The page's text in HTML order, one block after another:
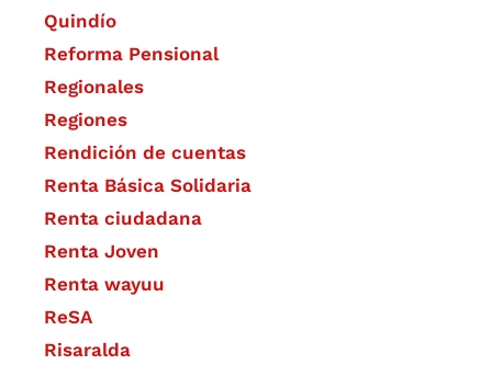
Quindío
Reforma Pensional
Regionales
Regiones
Rendición de cuentas
Renta Básica Solidaria
Renta ciudadana
Renta Joven
Renta wayuu
ReSA
Risaralda